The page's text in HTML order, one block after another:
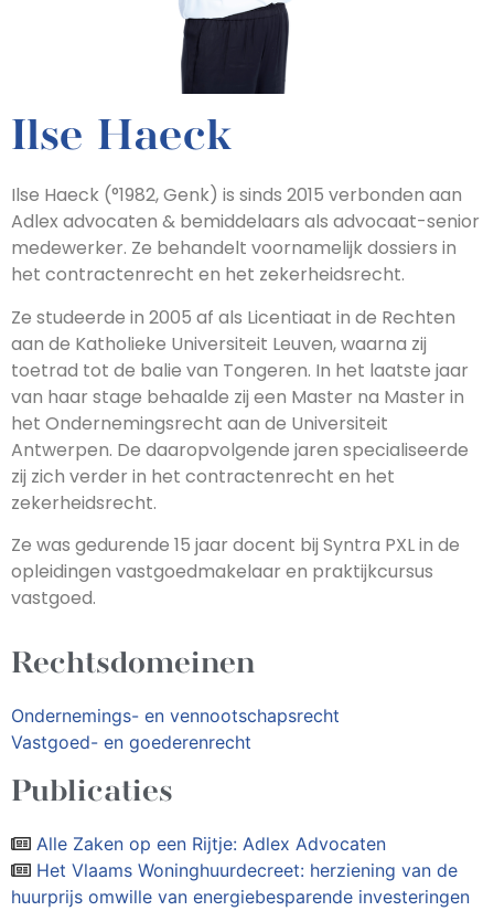
Ilse Haeck
Ilse Haeck (°1982, Genk) is sinds 2015 verbonden aan
Adlex advocaten & bemiddelaars als advocaat-senior
medewerker. Ze behandelt voornamelijk dossiers in
het contractenrecht en het zekerheidsrecht.
Ze studeerde in 2005 af als Licentiaat in de Rechten
aan de Katholieke Universiteit Leuven, waarna zij
toetrad tot de balie van Tongeren. In het laatste jaar
van haar stage behaalde zij een Master na Master in
het Ondernemingsrecht aan de Universiteit
Antwerpen. De daaropvolgende jaren specialiseerde
zij zich verder in het contractenrecht en het
zekerheidsrecht.
Ze was gedurende 15 jaar docent bij Syntra PXL in de
opleidingen vastgoedmakelaar en praktijkcursus
vastgoed.
Rechtsdomeinen
Ondernemings- en vennootschapsrecht
Vastgoed- en goederenrecht
Publicaties
Alle Zaken op een Rijtje: Adlex Advocaten
Het Vlaams Woninghuurdecreet: herziening van de
huurprijs omwille van energiebesparende investeringen